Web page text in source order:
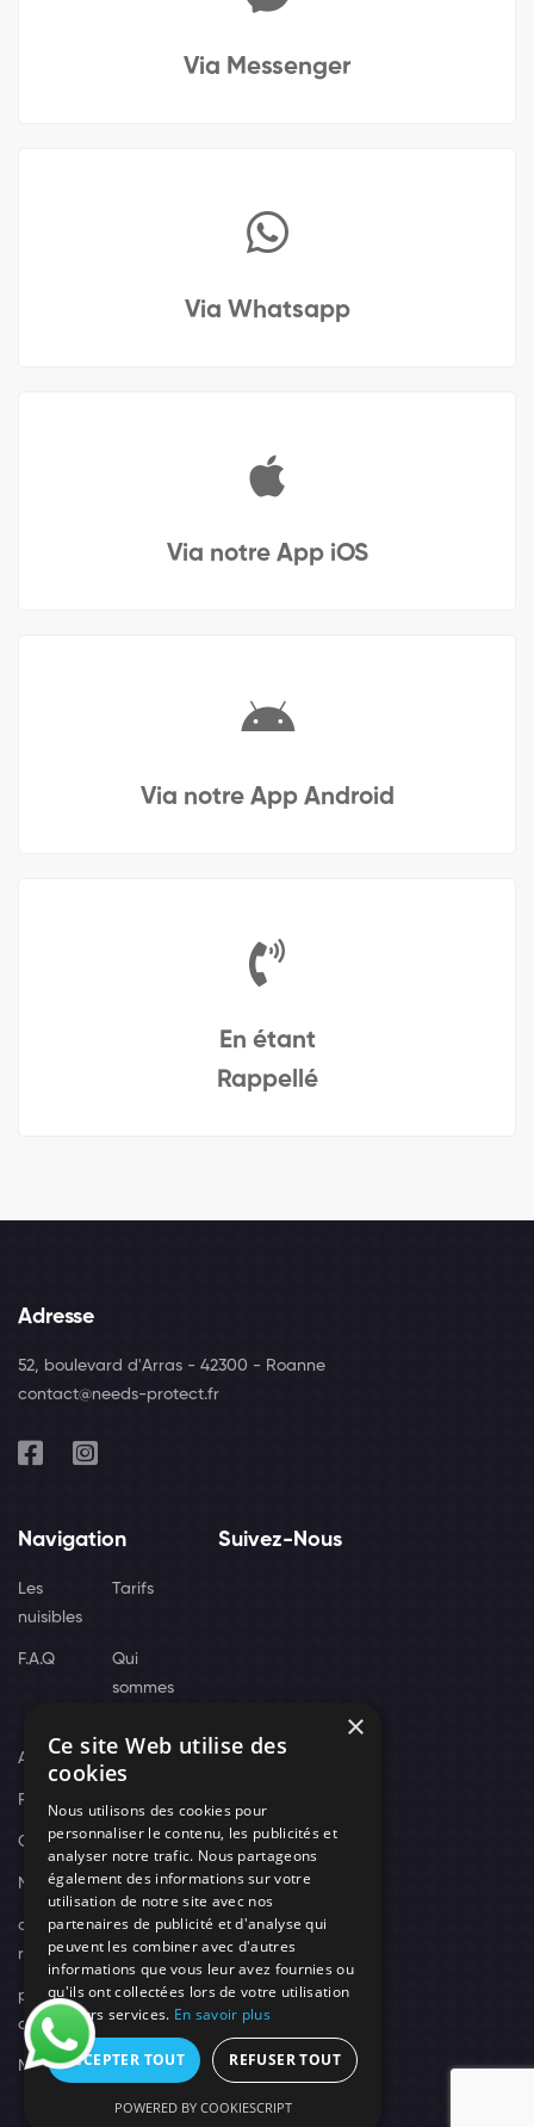
Via Messenger
Via Whatsapp
Via notre App iOS
Via notre App Android
En étant
Rappellé
Adresse
52, boulevard d'Arras - 42300 - Roanne
contact@needs-protect.fr
Navigation
Les
nuisibles
Tarifs
F.A.Q
Qui
sommes
Actus
Recrutement
Contact
Nos techniciens
campagne-
recrutement
politique de
confidentialité
Mentions légales
Suivez-Nous
×
Ce site Web utilise des
cookies
Nous utilisons des cookies pour
personnaliser le contenu, les publicités et
analyser notre trafic. Nous partageons
également des informations sur votre
utilisation de notre site avec nos
partenaires de publicité et d'analyse qui
peuvent les combiner avec d'autres
informations que vous leur avez fournies ou
qu'ils ont collectées lors de votre utilisation
de leurs services. En savoir plus
ACCEPTER TOUT REFUSER TOUT
POWERED BY COOKIESCRIPT